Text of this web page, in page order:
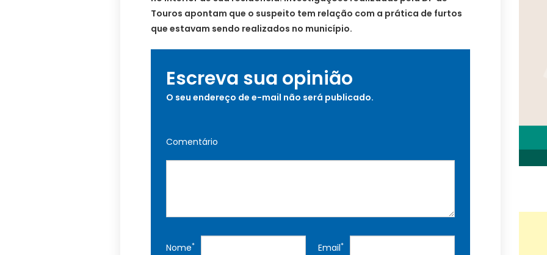
Touros apontam que o suspeito tem relação com a prática de furtos
que estavam sendo realizados no município.
Escreva sua opinião
O seu endereço de e-mail não será publicado.
Comentário
Nome* Email*